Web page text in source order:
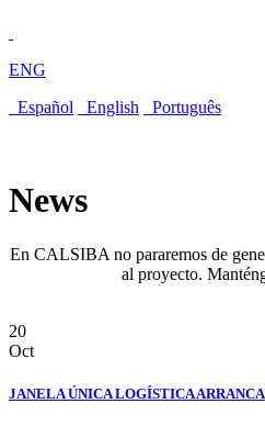
ENG
Español
English Português
News
En CALSIBA no pararemos de
al proyecto.
20
Oct
JANELA ÚNICA LOGÍSTICA